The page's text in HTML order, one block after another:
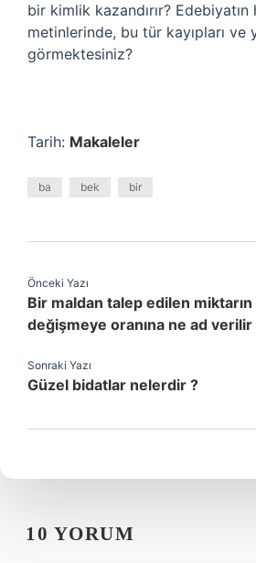
bir kimlik kazandırır? Edebiyatın
metinlerinde, bu tür kayıpları ve
görmektesiniz?
Tarih: Makaleler
ba bek bir
Önceki Yazı
Bir maldan talep edilen
değişmeye oranına ne ad verilir
Sonraki Yazı
Güzel bidatlar nelerdir ?
10 YORUM